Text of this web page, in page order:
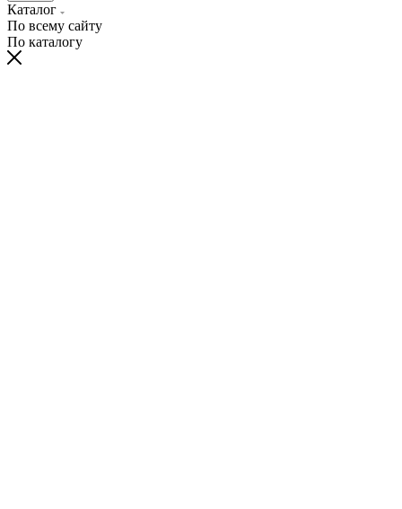
Каталог
По всему сайту
По каталогу